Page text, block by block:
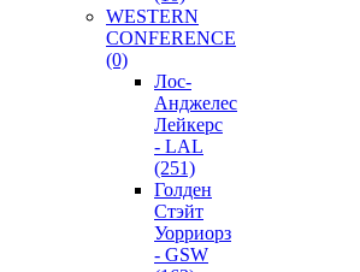
WESTERN
CONFERENCE
(0)
Лос-
Анджелес
Лейкерс
- LAL
(251)
Голден
Стэйт
Уорриорз
- GSW